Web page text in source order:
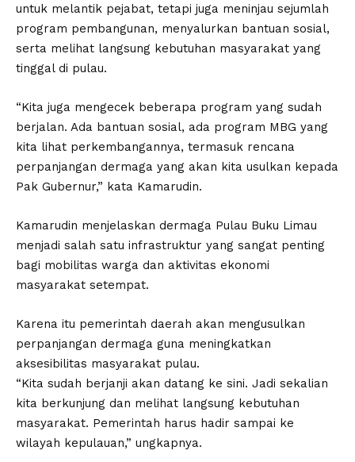
untuk melantik pejabat, tetapi juga meninjau sejumlah
program pembangunan, menyalurkan bantuan sosial,
serta melihat langsung kebutuhan masyarakat yang
tinggal di pulau.
“Kita juga mengecek beberapa program yang sudah
berjalan. Ada bantuan sosial, ada program MBG yang
kita lihat perkembangannya, termasuk rencana
perpanjangan dermaga yang akan kita usulkan kepada
Pak Gubernur,” kata Kamarudin.
Kamarudin menjelaskan dermaga Pulau Buku Limau
menjadi salah satu infrastruktur yang sangat penting
bagi mobilitas warga dan aktivitas ekonomi
masyarakat setempat.
Karena itu pemerintah daerah akan mengusulkan
perpanjangan dermaga guna meningkatkan
aksesibilitas masyarakat pulau.
“Kita sudah berjanji akan datang ke sini. Jadi sekalian
kita berkunjung dan melihat langsung kebutuhan
masyarakat. Pemerintah harus hadir sampai ke
wilayah kepulauan,” ungkapnya.